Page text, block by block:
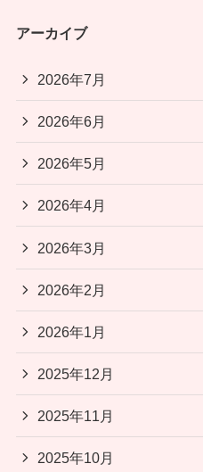
アーカイブ
2026年7月
2026年6月
2026年5月
2026年4月
2026年3月
2026年2月
2026年1月
2025年12月
2025年11月
2025年10月